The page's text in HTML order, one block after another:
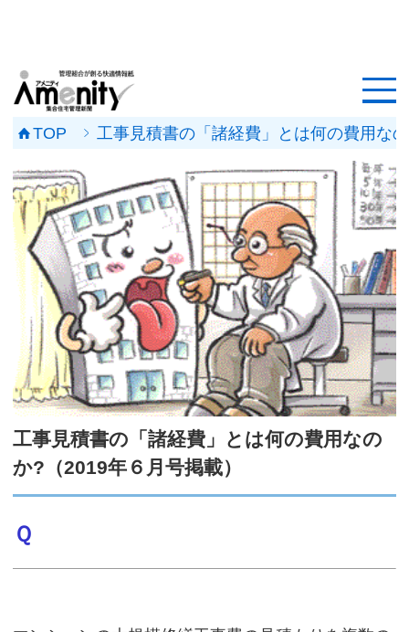
記事一覧
マンション改修ナビ
工事事例
メンテナンス会社
マンションメンテの無料相談
媒体資料
会社概要
サイトマップ
TOP 工事見積書の「諸経費」とは何の費用な
工事見積書の「諸経費」とは何の費用なの
か?（2019年６月号掲載）
Ｑ